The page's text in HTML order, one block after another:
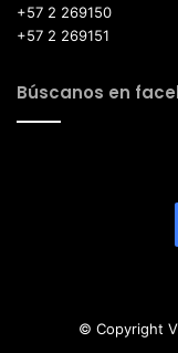
+57 2 269150
+57 2 269151
Búscanos en
© Copyright